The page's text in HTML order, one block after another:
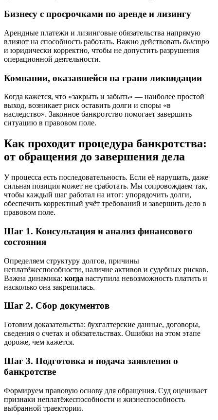
Бизнесу с просрочками по аренде и лизингу
Арендные платежи и лизинговые обязательства напрямую
влияют на способность работать. Важно действовать быстро
и юридически корректно, чтобы не допустить разрушения
операционной деятельности.
Компании, оказавшейся на грани ликвидации
Когда кажется, что «закрыть и забыть» — наиболее простой
выход, возникает риск оставить долги и споры «в
наследство». Законное банкротство помогает завершить
ситуацию в правовом поле.
Как проходит процедура банкротства:
от обращения до завершения дела
У процесса есть последовательность. Если её нарушать, даже
сильная позиция может не сработать. Мы сопровождаем так,
чтобы каждый шаг работал на итог: упорядочить долги,
обеспечить корректный учёт требований и завершить дело в
правовом поле.
Шаг 1. Консультация и анализ финансового
состояния
Определяем структуру долгов, причины
неплатёжеспособности, наличие активов и судебных рисков.
Важна динамика: когда наступила невозможность платить и
насколько она закрепилась.
Шаг 2. Сбор документов
Готовим доказательства: бухгалтерские данные, договоры,
сведения о счетах и обязательствах. Ошибки на этом этапе
дороже, чем кажется.
Шаг 3. Подготовка и подача заявления о
банкротстве
Формируем правовую основу для обращения. Суд оценивает
признаки неплатёжеспособности и жизнеспособность
выбранной траектории.